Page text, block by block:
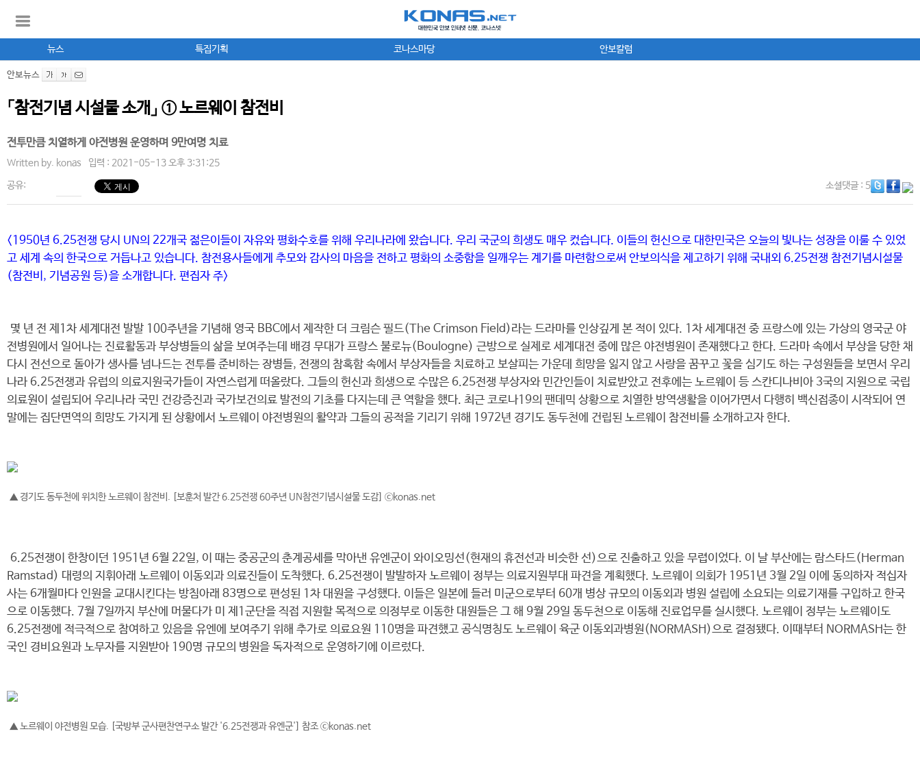
뉴스 특집기획 코나스마당 안보칼럼
안보뉴스
「참전기념 시설물 소개」 ① 노르웨이 참전비
전투만큼 치열하게 야전병원 운영하며 9만여명 치료
Written by. konas 입력 : 2021-05-13 오후 3:31:25
공유: 소셜댓글: 5
<1950년 6.25전쟁 당시 UN의 22개국 젊은이들이 자유와 평화수호를 위해 우리나라에 왔습니다. 우리 국군의 희생도 매우 컸습니다. 이들의 헌신으로 대한민국은 오늘의 빛나는 성장을 이룰 수 있었
고 세계 속의 한국으로 거듭나고 있습니다. 참전용사들에게 추모와 감사의 마음을 전하고 평화의 소중함을 일깨우는 계기를 마련함으로써 안보의식을 제고하기 위해 국내외 6.25전쟁 참전기념시설물
(참전비, 기념공원 등)을 소개합니다. 편집자 주>
몇 년 전 제1차 세계대전 발발 100주년을 기념해 영국 BBC에서 제작한 더 크림슨 필드(The Crimson Field)라는 드라마를 인상깊게 본 적이 있다. 1차 세계대전 중 프랑스에 있는 가상의 영국군 야
전병원에서 일어나는 진료활동과 부상병들의 삶을 보여주는데 배경 무대가 프랑스 불로뉴(Boulogne) 근방으로 실제로 세계대전 중에 많은 야전병원이 존재했다고 한다. 드라마 속에서 부상을 당한 채
다시 전선으로 돌아가 생사를 넘나드는 전투를 준비하는 장병들, 전쟁의 참혹함 속에서 부상자들을 치료하고 보살피는 가운데 희망을 잃지 않고 사랑을 꿈꾸고 꽃을 심기도 하는 구성원들을 보면서 우리
나라 6.25전쟁과 유럽의 의료지원국가들이 자연스럽게 떠올랐다. 그들의 헌신과 희생으로 수많은 6.25전쟁 부상자와 민간인들이 치료받았고 전후에는 노르웨이 등 스칸디나비아 3국의 지원으로 국립
의료원이 설립되어 우리나라 국민 건강증진과 국가보건의료 발전의 기초를 다지는데 큰 역할을 했다. 최근 코로나19의 팬데믹 상황으로 치열한 방역생활을 이어가면서 다행히 백신접종이 시작되어 연
말에는 집단면역의 희망도 가지게 된 상황에서 노르웨이 야전병원의 활약과 그들의 공적을 기리기 위해 1972년 경기도 동두천에 건립된 노르웨이 참전비를 소개하고자 한다.
▲ 경기도 동두천에 위치한 노르웨이 참전비. [보훈처 발간 6.25전쟁 60주년 UN참전기념시설물 도감] ⓒkonas.net
6.25전쟁이 한창이던 1951년 6월 22일, 이 때는 중공군의 춘계공세를 막아낸 유엔군이 와이오밍선(현재의 휴전선과 비슷한 선)으로 진출하고 있을 무렵이었다. 이 날 부산에는 람스타드(Herman
Ramstad) 대령의 지휘아래 노르웨이 이동외과 의료진들이 도착했다. 6.25전쟁이 발발하자 노르웨이 정부는 의료지원부대 파견을 계획했다. 노르웨이 의회가 1951년 3월 2일 이에 동의하자 적십자
사는 6개월마다 인원을 교대시킨다는 방침아래 83명으로 편성된 1차 대원을 구성했다. 이들은 일본에 들러 미군으로부터 60개 병상 규모의 이동외과 병원 설립에 소요되는 의료기재를 구입하고 한국
으로 이동했다. 7월 7일까지 부산에 머물다가 미 제1군단을 직접 지원할 목적으로 의정부로 이동한 대원들은 그 해 9월 29일 동두천으로 이동해 진료업무를 실시했다. 노르웨이 정부는 노르웨이도
6.25전쟁에 적극적으로 참여하고 있음을 유엔에 보여주기 위해 추가로 의료요원 110명을 파견했고 공식명칭도 노르웨이 육군 이동외과병원(NORMASH)으로 결정됐다. 이때부터 NORMASH는 한
국인 경비요원과 노무자를 지원받아 190명 규모의 병원을 독자적으로 운영하기에 이르렀다.
▲ 노르웨이 야전병원 모습. [국방부 군사편찬연구소 발간 '6.25전쟁과 유엔군'] 참조 ⓒkonas.net